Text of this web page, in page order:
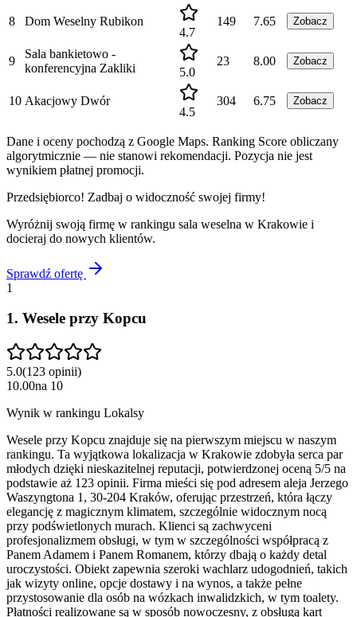
8
Dom Weselny Rubikon
4.7
149 7.65 Zobacz
9
Sala bankietowo -
konferencyjna Zakliki
5.0
23 8.00 Zobacz
10 Akacjowy Dwór
4.5
304 6.75 Zobacz
Dane i oceny pochodzą z Google Maps. Ranking Score obliczany
algorytmicznie — nie stanowi rekomendacji. Pozycja nie jest
wynikiem płatnej promocji.
Przedsiębiorco! Zadbaj o widoczność swojej firmy!
Wyróżnij swoją firmę w rankingu sala weselna w Krakowie i
docieraj do nowych klientów.
Sprawdź ofertę
1
1. Wesele przy Kopcu
5.0(123 opinii)
10.00na 10
Wynik w rankingu Lokalsy
Wesele przy Kopcu znajduje się na pierwszym miejscu w naszym
rankingu. Ta wyjątkowa lokalizacja w Krakowie zdobyła serca par
młodych dzięki nieskazitelnej reputacji, potwierdzonej oceną 5/5 na
podstawie aż 123 opinii. Firma mieści się pod adresem aleja Jerzego
Waszyngtona 1, 30-204 Kraków, oferując przestrzeń, która łączy
elegancję z magicznym klimatem, szczególnie widocznym nocą
przy podświetlonych murach. Klienci są zachwyceni
profesjonalizmem obsługi, w tym w szczególności współpracą z
Panem Adamem i Panem Romanem, którzy dbają o każdy detal
uroczystości. Obiekt zapewnia szeroki wachlarz udogodnień, takich
jak wizyty online, opcje dostawy i na wynos, a także pełne
przystosowanie dla osób na wózkach inwalidzkich, w tym toalety.
Płatności realizowane są w sposób nowoczesny, z obsługą kart